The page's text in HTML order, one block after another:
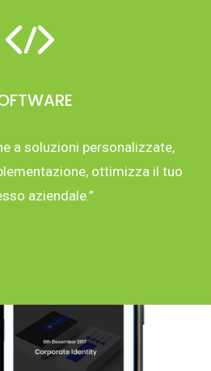
a soluzioni personalizzate,
ottimizza il tuo
aziendale.”